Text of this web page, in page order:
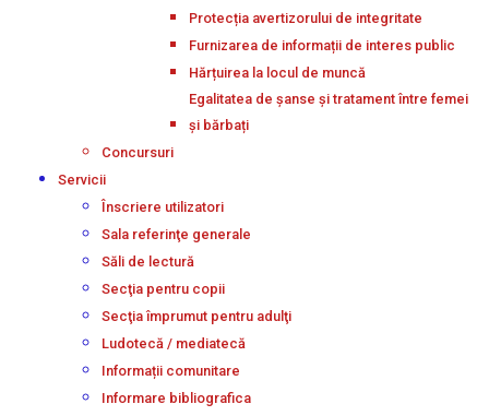
Protecția avertizorului de integritate
Furnizarea de informații de interes public
Hărțuirea la locul de muncă
Egalitatea de șanse și tratament între femei
și bărbați
Concursuri
Servicii
Înscriere utilizatori
Sala referinţe generale
Săli de lectură
Secţia pentru copii
Secţia împrumut pentru adulţi
Ludotecă / mediatecă
Informații comunitare
Informare bibliografica